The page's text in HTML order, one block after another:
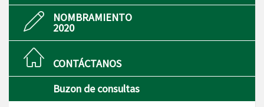
NOMBRAMIENTO
2020
CONTÁCTANOS
Buzon de consultas